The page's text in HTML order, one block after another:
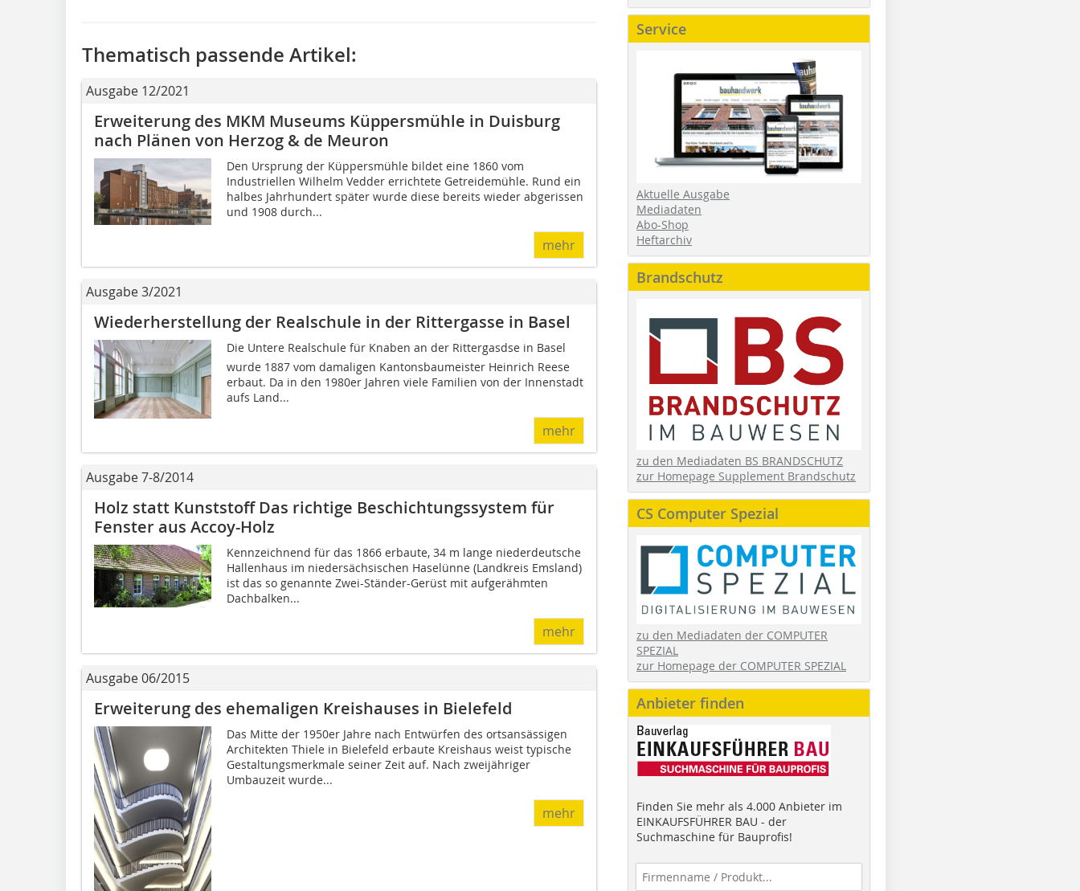
Thematisch passende Artikel:
Ausgabe 12/2021
Erweiterung des MKM Museums Küppersmühle in Duisburg
nach Plänen von Herzog & de Meuron
Den Ursprung der Küppersmühle bildet eine 1860 vom
Industriellen Wilhelm Vedder errichtete Getreidemühle. Rund ein
halbes Jahrhundert später wurde diese bereits wieder abgerissen
und 1908 durch...
mehr
Ausgabe 3/2021
Wiederherstellung der Realschule in der Rittergasse in Basel
Die Untere Realschule für Knaben an der Rittergasdse in Basel
wurde 1887 vom damaligen Kantonsbaumeister Heinrich Reese
erbaut. Da in den 1980er Jahren viele Familien von der Innenstadt
aufs Land...
mehr
Ausgabe 7-8/2014
Holz statt Kunststoff Das richtige Beschichtungssystem für
Fenster aus Accoy-Holz
Kennzeichnend für das 1866 erbaute, 34 m lange niederdeutsche
Hallenhaus im niedersächsischen Haselünne (Landkreis Emsland)
ist das so genannte Zwei-Ständer-Gerüst mit aufgerähmten
Dachbalken...
mehr
Ausgabe 06/2015
Erweiterung des ehemaligen Kreishauses in Bielefeld
Das Mitte der 1950er Jahre nach Entwürfen des ortsansässigen
Architekten Thiele in Bielefeld erbaute Kreishaus weist typische
Gestaltungsmerkmale seiner Zeit auf. Nach zweijähriger
Umbauzeit wurde...
mehr
Service
Aktuelle Ausgabe
Mediadaten
Abo-Shop
Heftarchiv
Brandschutz
zu den Mediadaten BS BRANDSCHUTZ
zur Homepage Supplement Brandschutz
CS Computer Spezial
zu den Mediadaten der COMPUTER
SPEZIAL
zur Homepage der COMPUTER SPEZIAL
Anbieter finden
Finden Sie mehr als 4.000 Anbieter im
EINKAUFSFÜHRER BAU - der
Suchmaschine für Bauprofis!